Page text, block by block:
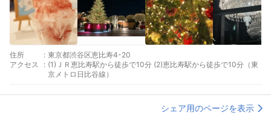
住所 : 東京都渋谷区恵比寿4-20
アクセス
: (1)ＪＲ恵比寿駅から徒歩で10分 (2)恵比寿駅から徒歩で10分（東
京メトロ日比谷線）
シェア用のページを表示